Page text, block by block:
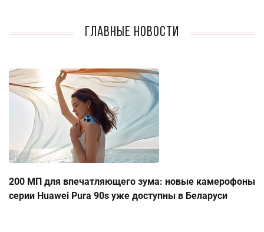
Главные новости
200 МП для впечатляющего зума: новые камерофоны
серии Huawei Pura 90s уже доступны в Беларуси